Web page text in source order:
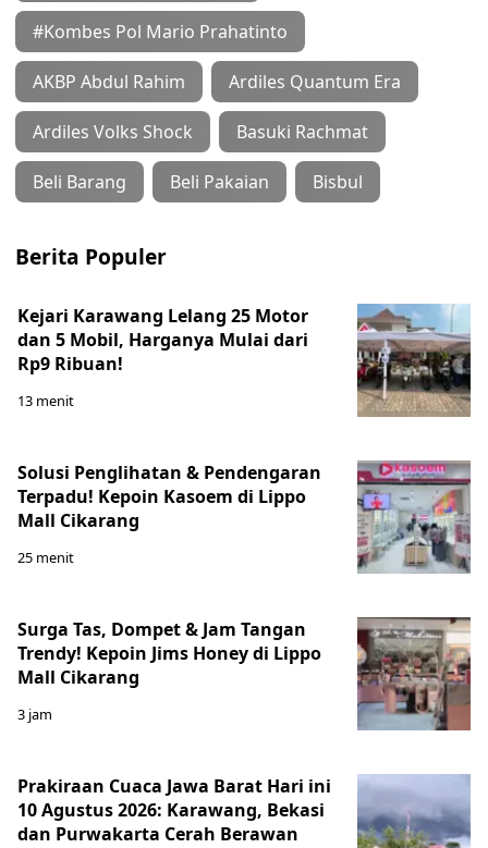
#Kombes Pol Mario Prahatinto
AKBP Abdul Rahim Ardiles Quantum Era
Ardiles Volks Shock Basuki Rachmat
Beli Barang Beli Pakaian Bisbul
Berita Populer
Kejari Karawang Lelang 25 Motor
dan 5 Mobil, Harganya Mulai dari
Rp9 Ribuan!
13 menit
Solusi Penglihatan & Pendengaran
Terpadu! Kepoin Kasoem di Lippo
Mall Cikarang
25 menit
Surga Tas, Dompet & Jam Tangan
Trendy! Kepoin Jims Honey di Lippo
Mall Cikarang
3 jam
Prakiraan Cuaca Jawa Barat Hari ini
10 Agustus 2026: Karawang, Bekasi
dan Purwakarta Cerah Berawan